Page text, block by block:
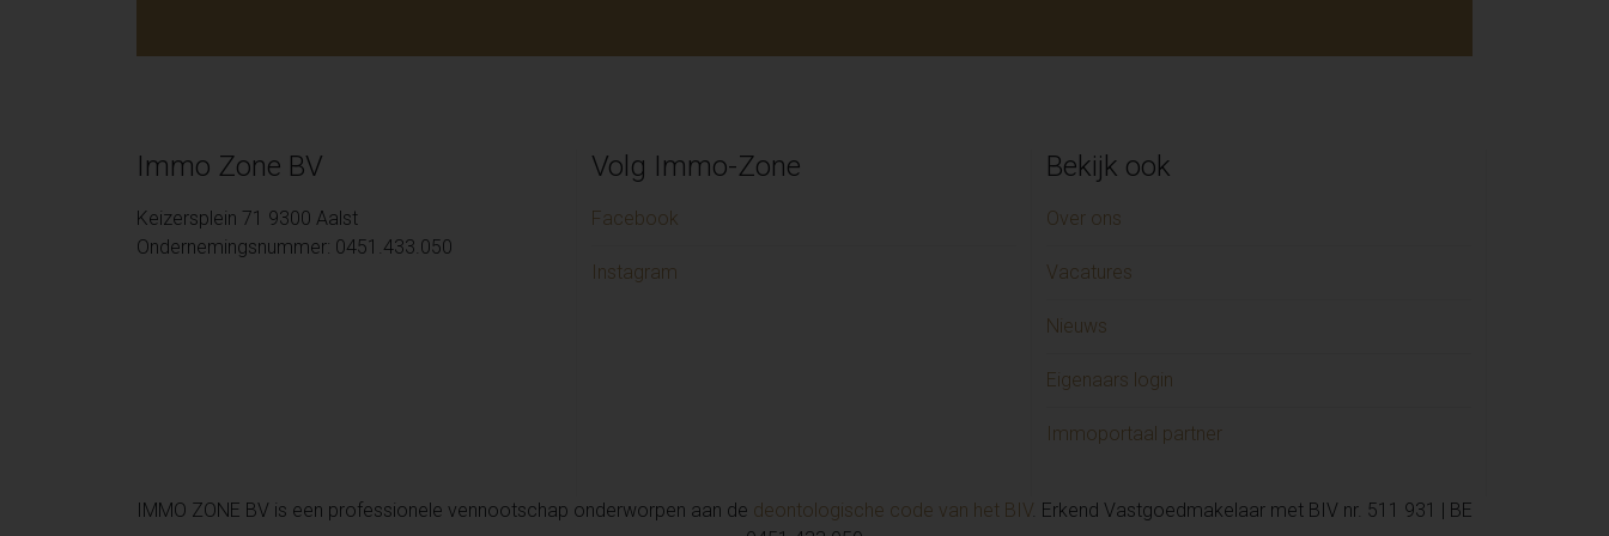
Immo Zone BV
Keizersplein 71 9300 Aalst
Ondernemingsnummer: 0451.433.050
Volg Immo-Zone
Facebook
Instagram
Bekijk ook
Over ons
Vacatures
Nieuws
Eigenaars login
Immoportaal partner
IMMO ZONE BV is een professionele vennootschap onderworpen aan de deontologische code van het BIV. Erkend Vastgoedmakelaar met BIV nr. 511 931 | BE